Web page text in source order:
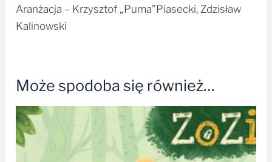
Kalinowski